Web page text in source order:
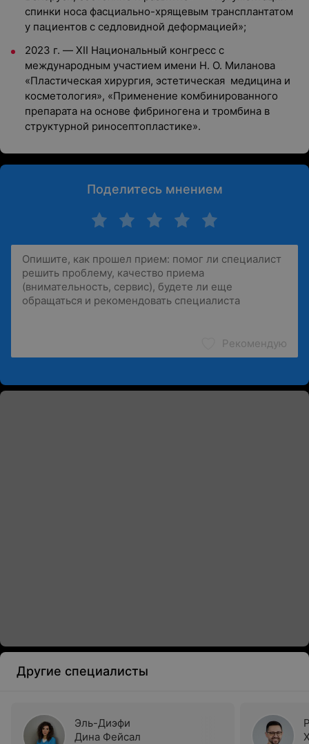
спинки носа фасциально-хрящевым трансплантатом
у пациентов с седловидной деформацией»;
2023 г. — XII Национальный конгресс с
международным участием имени Н. О. Миланова
«Пластическая хирургия, эстетическая медицина и
косметология», «Применение комбинированного
препарата на основе фибриногена и тромбина в
структурной риносептопластике».
Поделитесь мнением
Рекомендую
Другие специалисты
Эль-Диэфи
Дина Фейсал